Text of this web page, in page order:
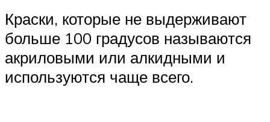
Краски, которые не выдерживают
больше 100 градусов называются
акриловыми или алкидными и
используются чаще всего.